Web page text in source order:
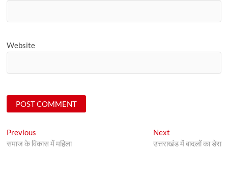
Website
Post
navigation
Previous
post:
समाज के विकास में महिला
NextNext
post:
उत्तराखंड में बादलों का डेरा